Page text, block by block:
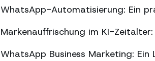
WhatsApp-Automatisierung: Ein
Markenauffrischung im KI-
WhatsApp Business Marketing: